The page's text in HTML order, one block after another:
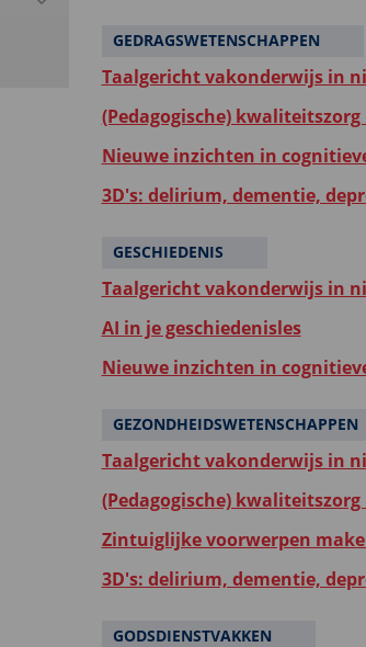
GEDRAGSWETENSCHAPPEN
Taalgericht vakonderwijs in
(Pedagogische)
Nieuwe inzichten in
3D's: delirium, dementie,
GESCHIEDENIS
Taalgericht vakonderwijs in
AI in je geschiedenisles
Nieuwe inzichten in
GEZONDHEIDSWETENSCHAPPEN
Taalgericht vakonderwijs in
(Pedagogische)
Zintuiglijke voorwerpen
3D's: delirium, dementie,
GODSDIENSTVAKKEN